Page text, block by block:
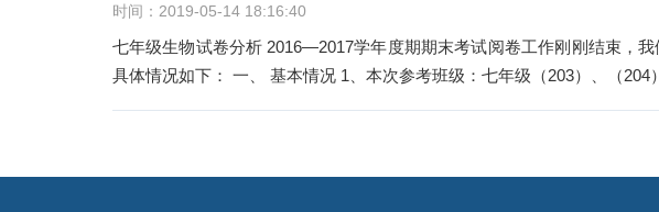
时间：2019-05-14 18:16:40
七年级生物试卷分析 2016—2017学年度期期末考试阅卷工作刚刚结束，我们对学生的生物试卷，认真进行了成绩分析。
具体情况如下： 一、 基本情况 1、本次参考班级：七年级（203）、（204）
导